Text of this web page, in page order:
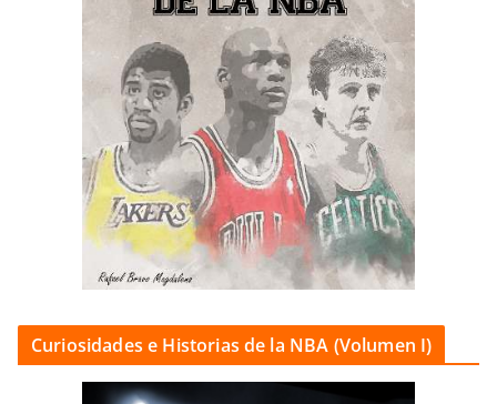
Curiosidades e Historias de la NBA (Volumen I)